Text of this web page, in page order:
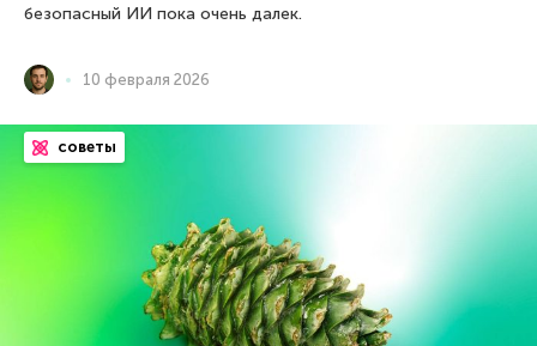
безопасный ИИ пока очень далек.
10 февраля 2026
советы